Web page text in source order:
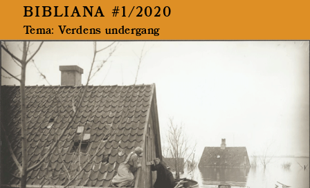
BIBLIANA #1/2020
Tema: Verdens undergang